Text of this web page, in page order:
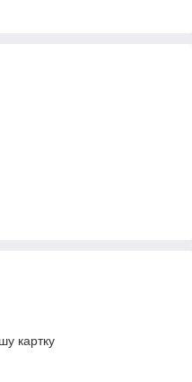
картку